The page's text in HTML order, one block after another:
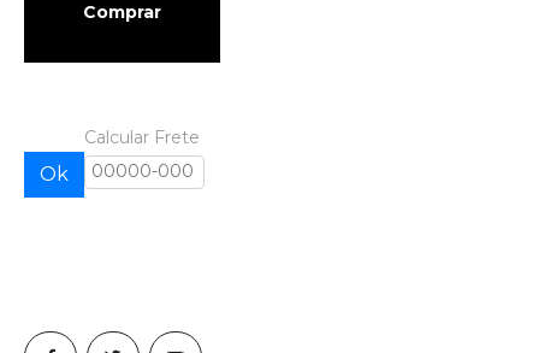
Comprar
Calcular Frete
Ok